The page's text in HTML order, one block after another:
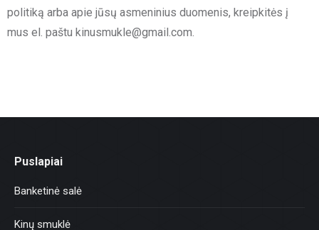
politiką arba apie jūsų asmeninius duomenis, kreipkitės į
mus el. paštu kinusmukle@gmail.com.
Puslapiai
Banketinė salė
Kinų smuklė